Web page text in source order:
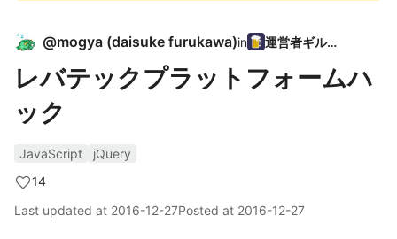
@mogya (daisuke furukawa)in 運営者ギルド
レバテックプラットフォームハ
ック
JavaScript
jQuery
14
Last updated at 2016-12-27Posted at 2016-12-27